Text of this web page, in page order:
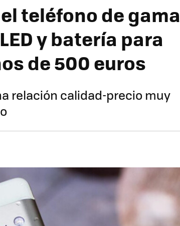
teléfono de gama
y batería para
de 500 euros
relación calidad-precio muy